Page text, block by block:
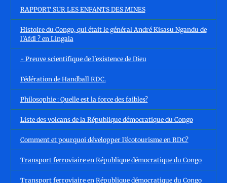
RAPPORT SUR LES ENFANTS DES MINES
Histoire du Congo, qui était le général André Kisasu Ngandu de
l'Afdl ? en Lingala
- Preuve scientifique de l'existence de Dieu
Fédération de Handball RDC.
Philosophie : Quelle est la force des faibles?
Liste des volcans de la République démocratique du Congo
Comment et pourquoi développer l’écotourisme en RDC?
Transport ferroviaire en République démocratique du Congo
Transport ferroviaire en République démocratique du Congo